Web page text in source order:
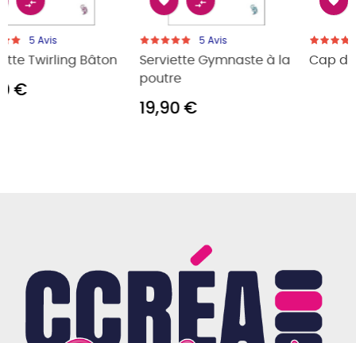
à la
Avis
Cap de bain Bébé
Avis
Serviette